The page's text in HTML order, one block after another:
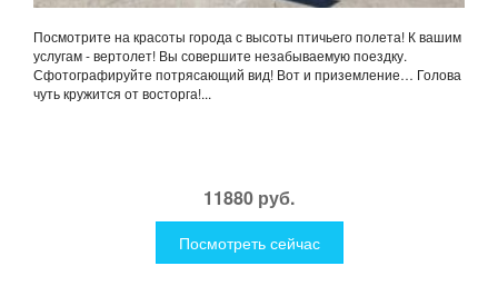
Посмотрите на красоты города с высоты птичьего полета! К вашим
услугам - вертолет! Вы совершите незабываемую поездку.
Сфотографируйте потрясающий вид! Вот и приземление… Голова
чуть кружится от восторга!...
11880 руб.
Посмотреть сейчас